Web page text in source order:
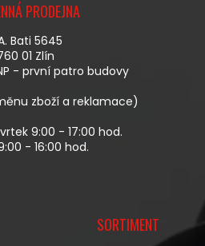
PRODEJNA
Bati 5645
01 Zlín
- první patro budovy
zboží a reklamace)
9:00 - 17:00 hod.
- 16:00 hod.
SORTIMENT